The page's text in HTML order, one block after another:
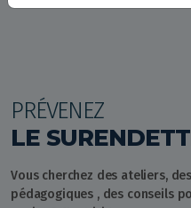
PRÉVENEZ
LE
Vous cherchez des ateliers,
pédagogiques , des conseils